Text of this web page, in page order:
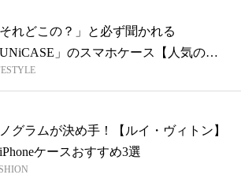
それどこの？」と必ず聞かれる
UNiCASE」のスマホケース【人気のス
ケー...
グラムが決め手！【ルイ・ヴィトン】
ケースおすすめ3選